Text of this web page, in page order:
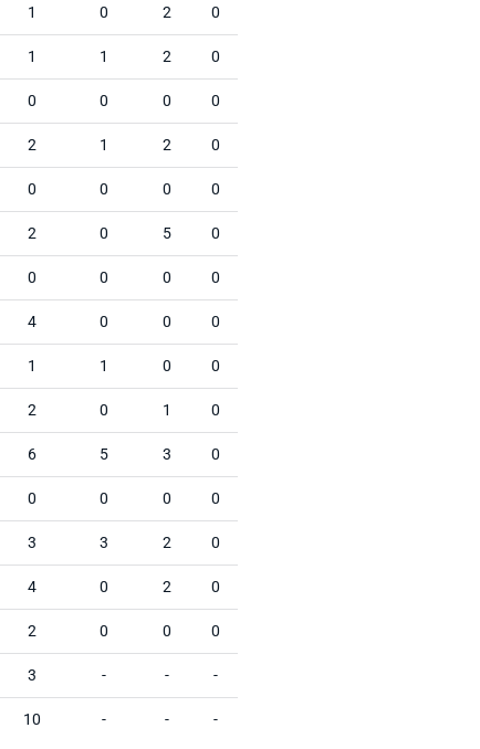
1 0 2 0
1 1 2 0
0 0 0 0
2 1 2 0
0 0 0 0
2 0 5 0
0 0 0 0
4 0 0 0
1 1 0 0
2 0 1 0
6 5 3 0
0 0 0 0
3 3 2 0
4 0 2 0
2 0 0 0
3 - - -
10 - - -